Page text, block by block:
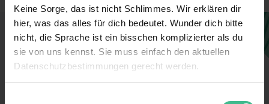
Keine Sorge, das ist nicht Schlimmes. Wir erklären dir
hier, was das alles für dich bedeutet. Wunder dich bitte
nicht, die Sprache ist ein bisschen komplizierter als du
sie von uns kennst. Sie muss einfach den aktuellen
Datenschutzbestimmungen gerecht werden.
Dieses Unternehmen gefällt dir?
Sieh dir jetzt alle Stellen des Unternehmens an
und finde einen Job, der perfekt zu dir passt!